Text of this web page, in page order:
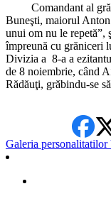
Comandant al
Buneşti, maiorul
unui om nu le repetă”,
împreună cu grăniceri
Divizia a 8-a a
de 8 noiembrie, când
Rădăuţi, grăbindu-se
Galeria personalitatilor